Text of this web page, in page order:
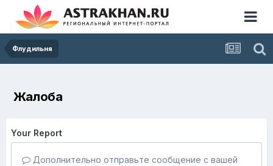
Флудильня
Жалоба
Your Report
Дополнительно отправьте сообщение с вашей